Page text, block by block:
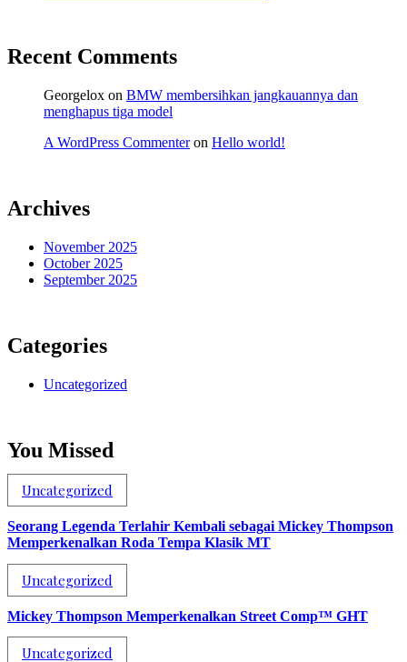
Recent Comments
Georgelox on BMW membersihkan jangkauannya dan
menghapus tiga model
A WordPress Commenteron Hello world!
Archives
November 2025
October 2025
September 2025
Categories
Uncategorized
You Missed
Uncategorized
Seorang Legenda Terlahir Kembali sebagai Mickey Thompson
Memperkenalkan Roda Tempa Klasik MT
Uncategorized
Mickey Thompson Memperkenalkan Street Comp™ GHT
Uncategorized